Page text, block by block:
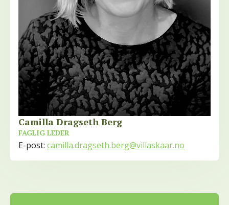
Camilla Dragseth Berg
FAGLIG LEDER
E-post: camilla.dragseth.berg@villaskaar.no